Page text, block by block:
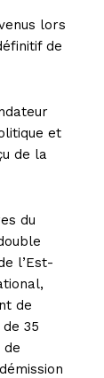
lors
de
et
de la
du
l’Est-
de
35
de